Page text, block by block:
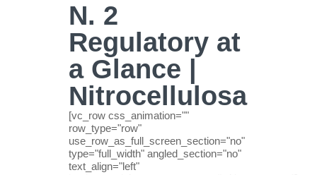
N. 2
Regulatory at
a Glance |
Nitrocellulosa
[vc_row css_animation=""
row_type="row"
use_row_as_full_screen_section="no"
type="full_width" angled_section="no"
text_align="left"